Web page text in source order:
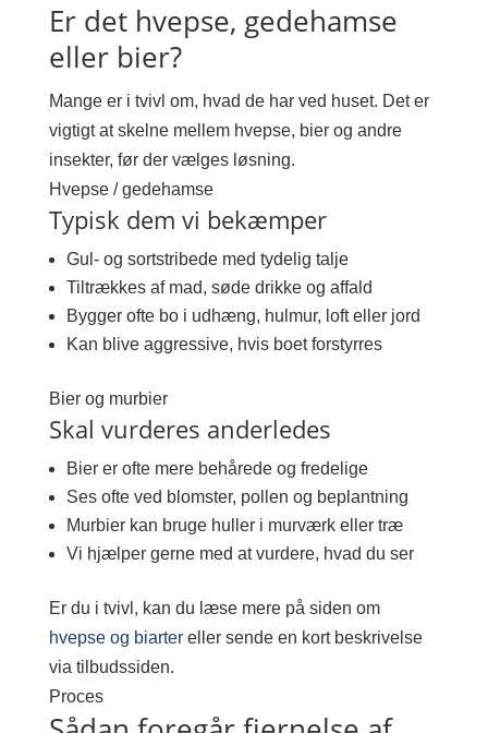
Er det hvepse, gedehamse
eller bier?
Mange er i tvivl om, hvad de har ved huset. Det er
vigtigt at skelne mellem hvepse, bier og andre
insekter, før der vælges løsning.
Hvepse / gedehamse
Typisk dem vi bekæmper
Gul- og sortstribede med tydelig talje
Tiltrækkes af mad, søde drikke og affald
Bygger ofte bo i udhæng, hulmur, loft eller jord
Kan blive aggressive, hvis boet forstyrres
Bier og murbier
Skal vurderes anderledes
Bier er ofte mere behårede og fredelige
Ses ofte ved blomster, pollen og beplantning
Murbier kan bruge huller i murværk eller træ
Vi hjælper gerne med at vurdere, hvad du ser
Er du i tvivl, kan du læse mere på siden om
hvepse og biartereller sende en kort beskrivelse
via tilbudssiden.
Proces